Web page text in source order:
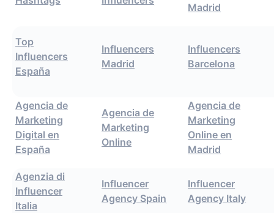
Madrid
Top
Influencers
España
Influencers
Madrid
Influencers
Barcelona
Agencia de
Marketing
Digital en
España
Agencia de
Marketing
Online
Agencia de
Marketing
Online en
Madrid
Agenzia di
Influencer
Italia
Influencer
Agency Spain
Influencer
Agency Italy